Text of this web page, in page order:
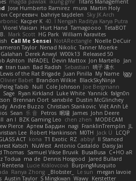
magda pawlak ikung gmr Titans Management
Jose Humberto Ramirez mura Martin Holy
Сергеевич bahriye taşdelen Sky JK Arch
Kacper K 40. I Nengah Raditya Karya Putra
Viorel Vlaican Hurt Hand Tamagoooo TetaBOT
Mark Scott HG Park William Karavites
Call Me Sensei NotARectangle Noelle DeCuir
Taylor Nenad Nikolic Tanner Moerke
Galahan Derek Anwyl W00k13 Released 50
Ashton INFADEL Devin Mattox Jon Martello
Jan
tran tuan Bad Radish Sebastian 暁子 清水
Lewis of the Rat Brigade Juan Pinilla My Name Iggy
Olivier Babet Brandon Wilkie BlackSkyNinja
Peleg Tabib Null Cole Johnson Joe Bergmann
Sage Ryan Kirkland Luke White Yannick falgn0n
Brennan Oort sanxbile Dustin McGlinchey
Andre Buzzo Christian Stankovic Việt Anh Lê
Sean 乐 音 Petros 眠瓏 James John Deere
an l BZK Gaming Leo chen zhen
MODECAM
Pierce Артем Бардин nagi FranklinTremplin JL
Lee Robert Hankinson M0TH Jack Ü
LCQP
ACT kona T1 Exotic RZ abby! ll Stanced
Katsch NuWest Antonio Castaldo Daisy Jai
Thomas Samuel Vikse Bruvik BusaBusa C+HO aR
Todua ma de Dennis Hosgood
Jared Bullard
Renteria Lucie Královcová BurpingMusquito
Ranya Zhong _Blobster_ Le sun
megan lavoie
Austin Taylor S Mingkwan Wawy Kerstetter